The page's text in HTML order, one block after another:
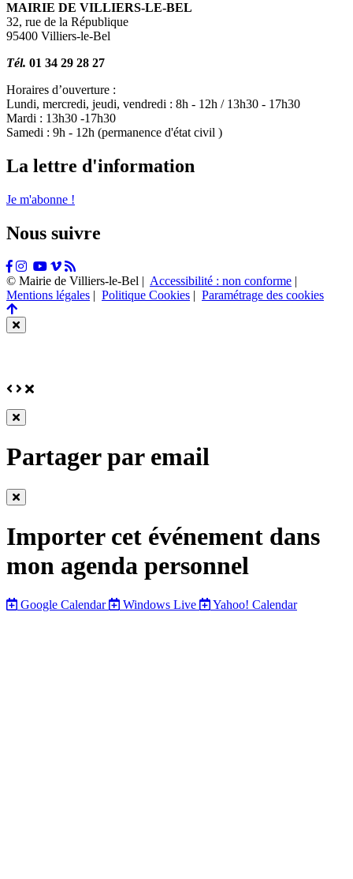
MAIRIE DE VILLIERS-LE-BEL
32, rue de la République
95400 Villiers-le-Bel
Tél. 01 34 29 28 27
Horaires d’ouverture :
Lundi, mercredi, jeudi, vendredi : 8h - 12h / 13h30 - 17h30
Mardi : 13h30 -17h30
Samedi : 9h - 12h (permanence d'état civil )
La lettre d'information
Je m'abonne !
Nous suivre
Facebook
Instagram
TiktokYoutube
Vimeo
Flux
RSS
© Mairie de Villiers-le-Bel | Accessibilité : non conforme |
Mentions légales | Politique Cookies | Paramétrage des cookies
Retour
en
haut
Fermer
Précédent
Suivant
Fermer
Fermer
fenêtre
Partager par email
Fermer
fenêtre
Importer cet événement dans
mon agenda personnel
Google Calendar Windows Live Yahoo! Calendar